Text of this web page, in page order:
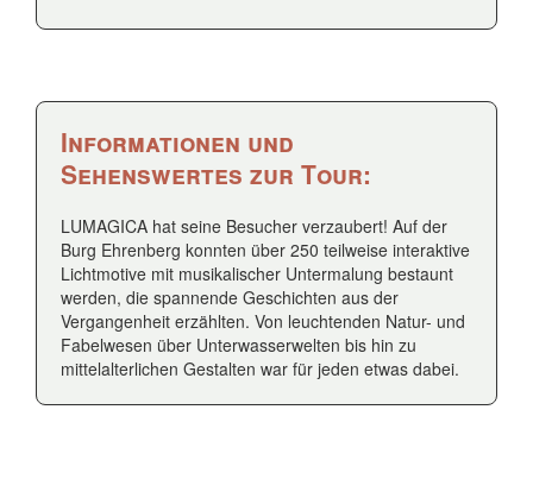
Informationen und
Sehenswertes zur Tour:
LUMAGICA hat seine Besucher verzaubert! Auf der
Burg Ehrenberg konnten über 250 teilweise interaktive
Lichtmotive mit musikalischer Untermalung bestaunt
werden, die spannende Geschichten aus der
Vergangenheit erzählten. Von leuchtenden Natur- und
Fabelwesen über Unterwasserwelten bis hin zu
mittelalterlichen Gestalten war für jeden etwas dabei.